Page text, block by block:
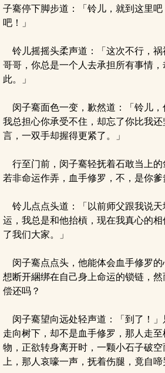
子騫停下脚步道：「铃儿，就到这里
吧！」
铃儿摇摇头柔声道：「这次不行，祸
哥哥，你总是一个人去承担所有事情
此。」
闵子騫面色一变，歉然道：「铃儿，
我总担心你承受不住，却忘了你比我
言，一双手却握得更紧了。」
行至门前，闵子騫轻抚着石敢当上的
若非命运作弄，血手修罗，不，是你爹
铃儿点点头道：「以前师父跟我说天
运，我总是和他抬槓，现在我真心的
了我们大家。」
闵子騫点点头，他能体会血手修罗的
想断开綑绑在自己身上命运的锁链，
偿还吗？
闵子騫望向远处轻声道：「到了！」
走向树下，却不是血手修罗，那人走
物，正欲转身离开时，一颗小石子破
上，那人哀嚎一声，抚着伤腿，竟自啼